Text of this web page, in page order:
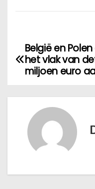
B
r
t
België en
het vlak van
miljoen euro